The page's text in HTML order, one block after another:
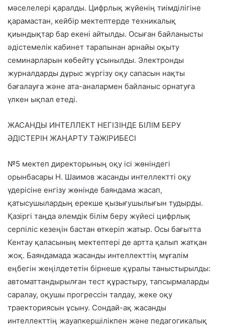
мәселелері қаралды. Цифрлық жүйенің тиімділігіне
қарамастан, кейбір мектептерде техникалық
қиындықтар бар екені айтылды. Осыған байланысты
әдістемелік кабинет тарапынан арнайы оқыту
семинарларын көбейту ұсынылды. Электронды
журналдарды дұрыс жүргізу оқу сапасын нақты
бағалауға және ата-аналармен байланыс орнатуға
үлкен ықпал етеді.
ЖАСАНДЫ ИНТЕЛЛЕКТ НЕГІЗІНДЕ БІЛІМ БЕРУ
ӘДІСТЕРІН ЖАҢАРТУ ТӘЖІРИБЕСІ
№5 мектеп директорының оқу ісі жөніндегі
орынбасары Н. Шаимов жасанды интеллектті оқу
үдерісіне енгізу жөнінде баяндама жасап,
қатысушылардың ерекше қызығушылығын тудырды.
Қазіргі таңда әлемдік білім беру жүйесі цифрлық
серпіліс кезеңін бастан өткеріп жатыр. Осы бағытта
Кентау қаласының мектептері де артта қалып жатқан
жоқ. Баяндамада жасанды интеллекттің мұғалім
еңбегін жеңілдететін бірнеше құралы таныстырылды:
автоматтандырылған тест құрастыру, тапсырмаларды
саралау, оқушы прогрессін талдау, жеке оқу
траекториясын ұсыну. Сондай-ақ жасанды
интеллекттің жауапкершілікпен және педагогикалық